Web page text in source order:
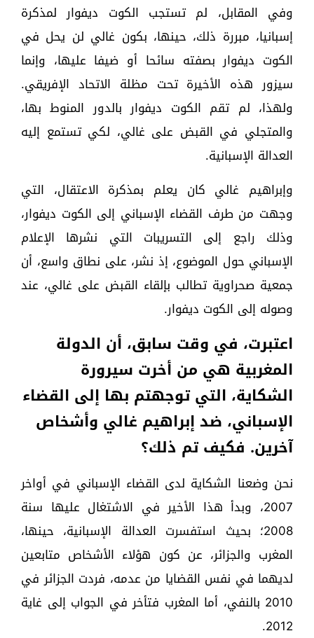
وفي المقابل، لم تستجب الكوت ديفوار لمذكرة
إسبانيا، مبررة ذلك، حينها، بكون غالي لن يحل في
الكوت ديفوار بصفته سائحا أو ضيفا عليها، وإنما
سيزور هذه الأخيرة تحت مظلة الاتحاد الإفريقي.
ولهذا، لم تقم الكوت ديفوار بالدور المنوط بها،
والمتجلي في القبض على غالي، لكي تستمع إليه
العدالة الإسبانية.
وإبراهيم غالي كان يعلم بمذكرة الاعتقال، التي
وجهت من طرف القضاء الإسباني إلى الكوت ديفوار،
وذلك راجع إلى التسريبات التي نشرها الإعلام
الإسباني حول الموضوع، إذ نشر، على نطاق واسع، أن
جمعية صحراوية تطالب بإلقاء القبض على غالي، عند
وصوله إلى الكوت ديفوار.
اعتبرت، في وقت سابق، أن الدولة
المغربية هي من أخرت سيرورة
الشكاية، التي توجهتم بها إلى القضاء
الإسباني، ضد إبراهيم غالي وأشخاص
آخرين. فكيف تم ذلك؟
نحن وضعنا الشكاية لدى القضاء الإسباني في أواخر
2007، وبدأ هذا الأخير في الاشتغال عليها سنة
2008؛ بحيث استفسرت العدالة الإسبانية، حينها،
المغرب والجزائر، عن كون هؤلاء الأشخاص متابعين
لديهما في نفس القضايا من عدمه، فردت الجزائر في
2010 بالنفي، أما المغرب فتأخر في الجواب إلى غاية
2012.